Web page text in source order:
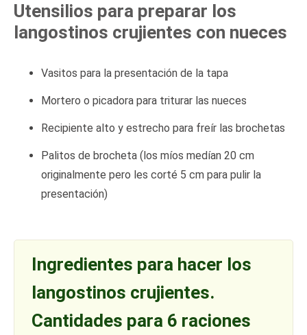
Utensilios para preparar los
langostinos crujientes con nueces
Vasitos para la presentación de la tapa
Mortero o picadora para triturar las nueces
Recipiente alto y estrecho para freír las brochetas
Palitos de brocheta (los míos medían 20 cm
originalmente pero les corté 5 cm para pulir la
presentación)
Ingredientes para hacer los
langostinos crujientes.
Cantidades para 6 raciones